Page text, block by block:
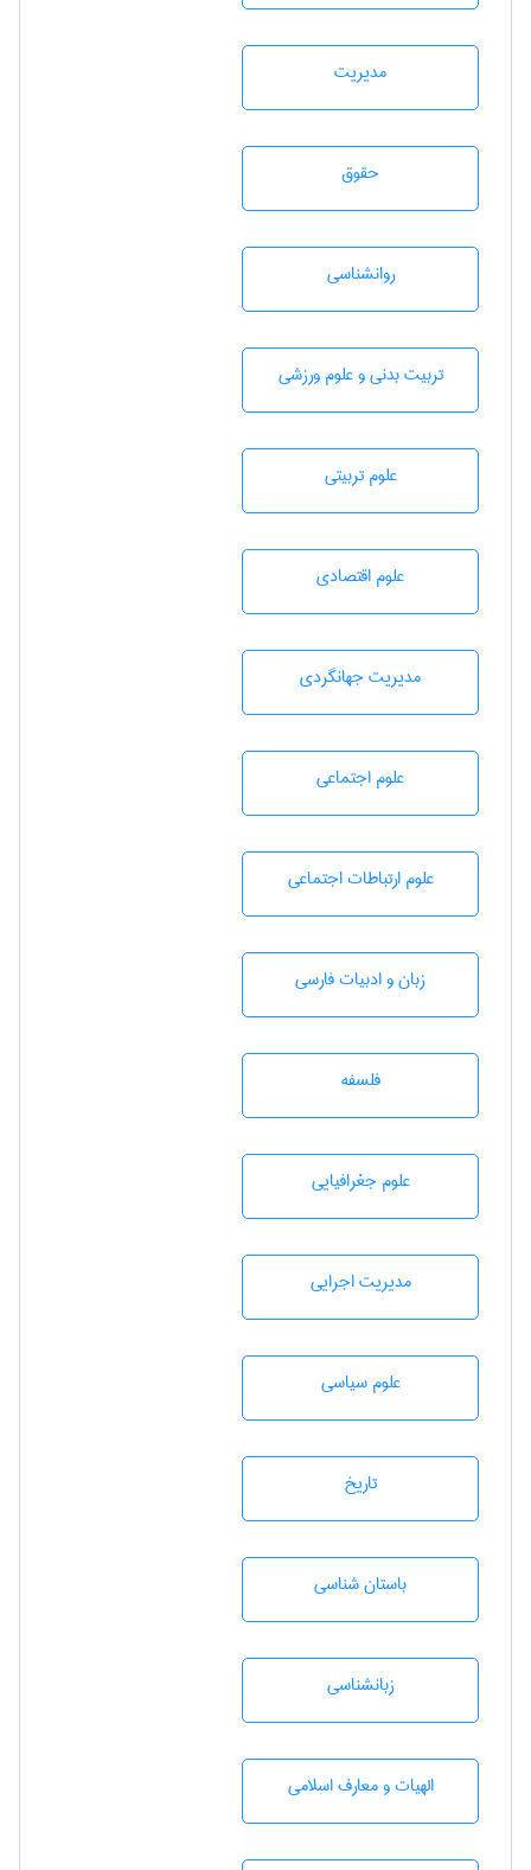
مديريت
حقوق
روانشناسی
تربيت بدنی و علوم ورزشی
علوم تربيتی
علوم اقتصادی
مديريت جهانگردی
علوم اجتماعی
علوم ارتباطات اجتماعی
زبان و ادبيات فارسی
فلسفه
علوم جغرافيايی
مديريت اجرايی
علوم سياسی
تاريخ
باستان شناسی
زبانشناسی
الهیات و معارف اسلامی